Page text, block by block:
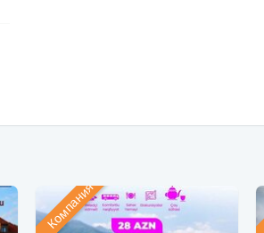
Компания